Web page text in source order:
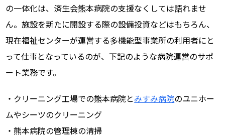
の一体化は、済生会熊本病院の支援なくしては語れませ
ん。施設を新たに開設する際の設備投資などはもちろん、
現在福祉センターが運営する多機能型事業所の利用者にと
って仕事となっているのが、下記のような病院運営のサポ
ート業務です。
・クリーニング工場での熊本病院とみすみ病院のユニホー
ムやシーツのクリーニング
・熊本病院の管理棟の清掃